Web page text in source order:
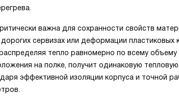
важна для сохранности свойств
сервизах или деформации пластиковых
тепло равномерно по всему
на полке, получит одинаковую
эффективной изоляции корпуса и точной